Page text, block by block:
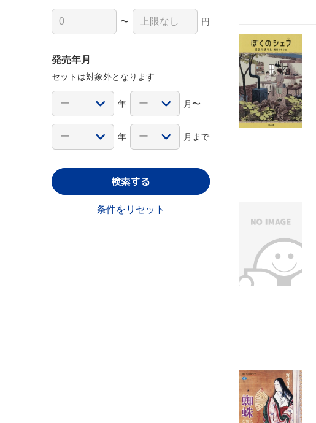
〜 円
発売年月
セットは対象外となります
年 月〜
年 月まで
検索する
条件をリセット